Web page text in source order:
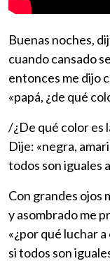
Buenas noches,
cuando cansado
entonces me dijo
«papá, ¿de qué
/¿De qué color es
Dije: «negra,
todos son iguales
Con grandes ojos
y asombrado me
«¿por qué luchar
si todos son